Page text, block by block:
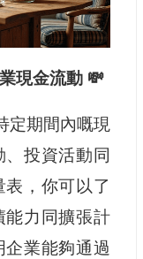
現金流動 💸
定期間內嘅現
投資活動同
，你可以了
能力同擴張計
業能夠通過